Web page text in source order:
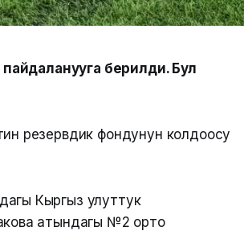
пайдаланууга берилди. Бул
резервдик фондунун колдоосу
Кыргыз улуттук
атындагы №2 орто